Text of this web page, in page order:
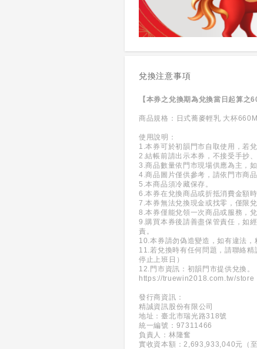
兌換注意事項
【本券之兌換期為兌換當日起算之
商品規格：日式蕎麥輕乳 大杯
使用說明：
1.本券可於初韻門市自取使用，若
2.結帳前請出示本券，不接受手抄
3.商品數量依門市現場供應為主，
4.商品圖片僅供參考，請依門市商品
5.本商品須冷藏保存。
6.本券在兌換商品或折抵消費金額時
7.本券無法兌換現金或找零，僅限
8.本券僅能兌領一次商品或服務，
9.購買本券後請善盡保管責任，如
責。
10.本券請勿偽造變造，如有違法
11.若兌換時有任何問題，請聯絡
停止上班日）
12.門市資訊：初韻門市提供兌換。
https://truewin2018.com.tw/store
發行商資訊：
精誠資訊股份有限公司
地址：臺北市瑞光路318號
統一編號：97311466
負責人：林隆奮
實收資本額：2,693,933,040元（